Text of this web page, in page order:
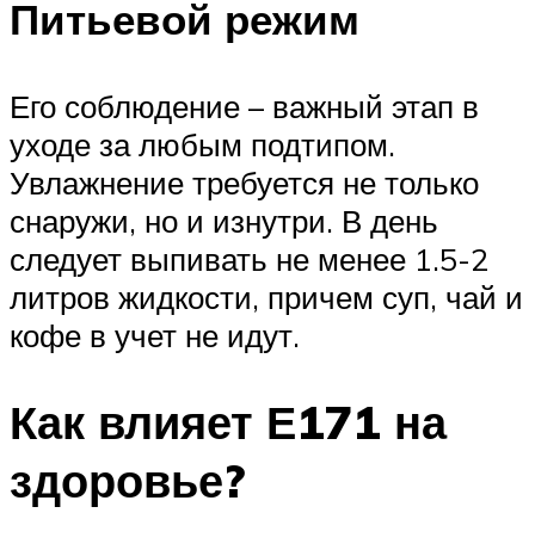
Питьевой режим
Его соблюдение – важный этап в
уходе за любым подтипом.
Увлажнение требуется не только
снаружи, но и изнутри. В день
следует выпивать не менее 1.5-2
литров жидкости, причем суп, чай и
кофе в учет не идут.
Как влияет Е171 на
здоровье?